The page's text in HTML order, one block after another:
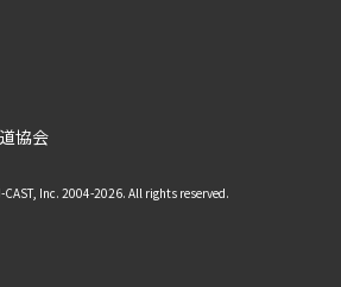
協会
Inc. 2004-2026. All rights reserved.